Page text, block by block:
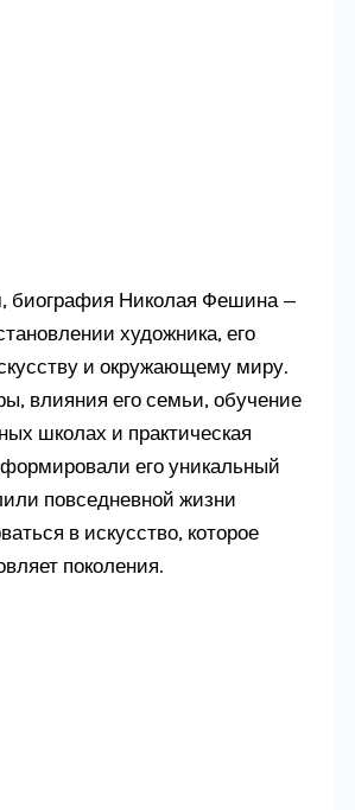
биография Николая Фешина —
художника, его
и окружающему миру.
влияния его семьи, обучение
школах и практическая
его уникальный
повседневной жизни
в искусство, которое
поколения.